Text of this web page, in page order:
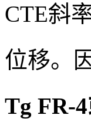
CTE斜
位移。
Tg FR-